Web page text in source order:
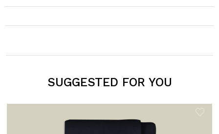
SUGGESTED FOR YOU